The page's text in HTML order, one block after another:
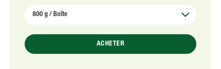
ACHETER